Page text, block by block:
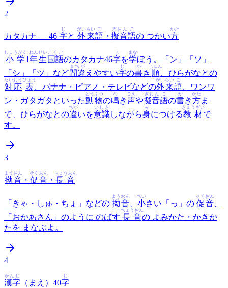
2
カタカナ — 46 字
じ
と 外来
がいらい
語
ご
・ 擬音
ぎおん
語
ご
の つかい方
かた
小学
しょうがく
1年生
ねんせい
国語
こくご
のカタカナ46字
じ
を学
まな
ぼう。「ン」「ソ」
「シ」「ツ」など間違
まちが
えやすい字
じ
の書
か
き 順
じゅん
、ひらがなとの
対応
たいおう
表
ひょう
、バナナ・ピアノ・テレビなどの外来
がいらい
語
ご
、ワンワ
ン・ガタガタといった動物
どうぶつ
の鳴
な
き声
ごえ
や擬音
ぎおん
語
ご
の書
か
き方
かた
ま
で、ひらがなとの違
ちが
いを意識
いしき
しながら身
み
につける教材
きょうざい
で
す。
3
拗音
ようおん
・ 促音
そくおん
・ 長音
ちょうおん
「きゃ・しゅ・ちょ」などの 拗音
ようおん
小
ちい
さい「っ」の 促音
そくおん
「おかあさん」のように のばす 長音
ちょうおん
の よみかた・かきか
たを まなぶよ。
4
漢字
かんじ
（まえ）40字
じ